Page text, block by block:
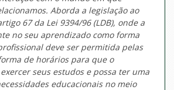
Aborda a legislação ao
67 da Lei 9394/96 (LDB), onde a
no seu aprendizado como forma
deve ser permitida pelas
de horários para que o
seus estudos e possa ter uma
educacionais no meio